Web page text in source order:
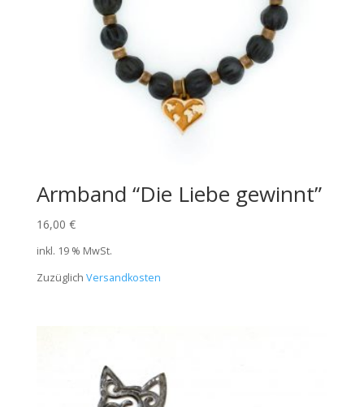
Armband “Die Liebe gewinnt”
16,00 €
inkl. 19 % MwSt.
Zuzüglich Versandkosten